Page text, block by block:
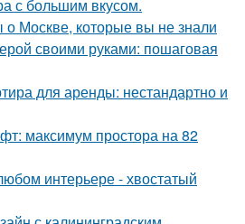
с большим вкусом.
Москве, которые вы не знали
своими руками: пошаговая
для аренды: нестандартно и
максимум простора на 82
интерьере - хвостатый